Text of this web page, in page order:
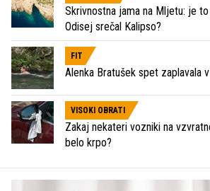
Skrivnostna jama na Mljetu: je
Odisej srečal Kalipso?
FIT
Alenka Bratušek spet zaplavala
VISOKI OBRATI
Zakaj nekateri vozniki na
belo krpo?